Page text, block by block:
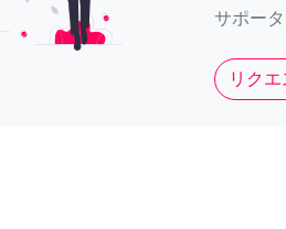
サポー
リク